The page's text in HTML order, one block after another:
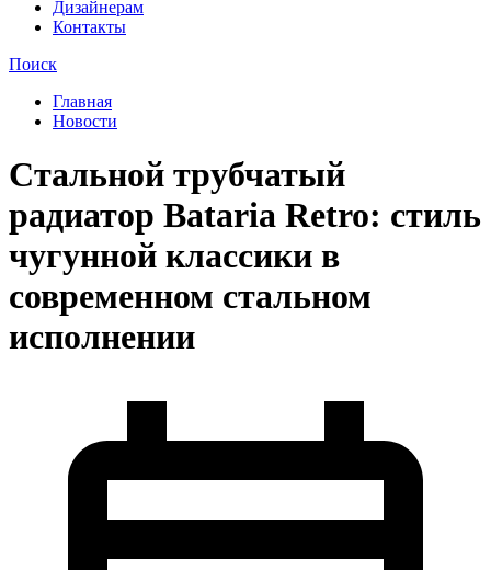
Дизайнерам
Контакты
Поиск
Главная
Новости
Стальной трубчатый
радиатор Bataria Retro: стиль
чугунной классики в
современном стальном
исполнении